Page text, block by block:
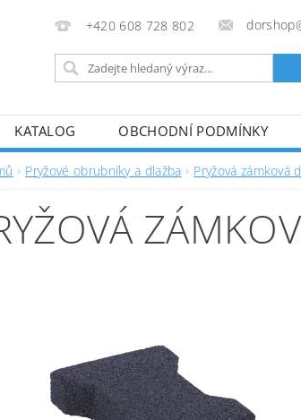
+420 608 728 802
KATALOG OBCHODNÍ PODMÍNKY
Pryžové obrubníky a dlažba Pryžová zámková